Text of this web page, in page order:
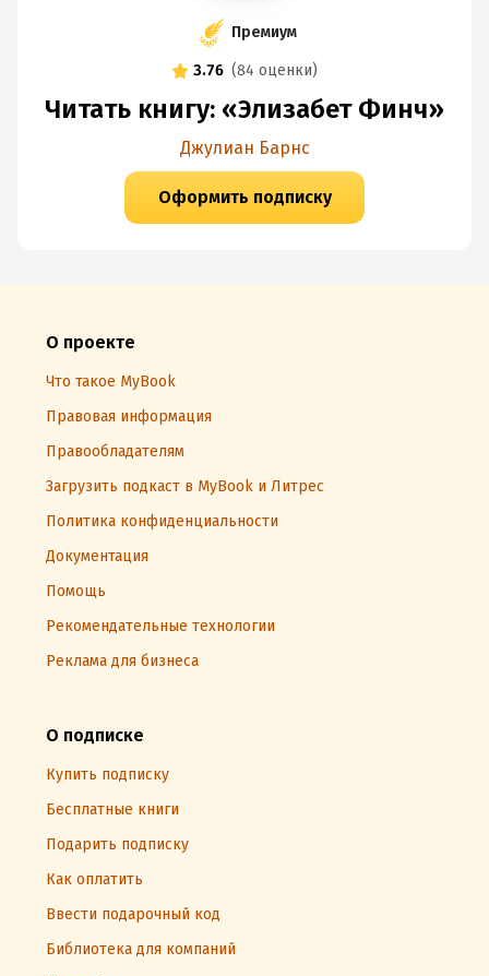
Премиум
3.76 (84 оценки)
Читать книгу: «Элизабет Финч»
Джулиан Барнс
Оформить подписку
О проекте
Что такое MyBook
Правовая информация
Правообладателям
Загрузить подкаст в MyBook и Литрес
Политика конфиденциальности
Документация
Помощь
Рекомендательные технологии
Реклама для бизнеса
О подписке
Купить подписку
Бесплатные книги
Подарить подписку
Как оплатить
Ввести подарочный код
Библиотека для компаний